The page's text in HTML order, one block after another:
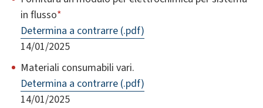
in flusso*
Determina a contrarre (.pdf)
14/01/2025
Materiali consumabili vari.
Determina a contrarre (.pdf)
14/01/2025